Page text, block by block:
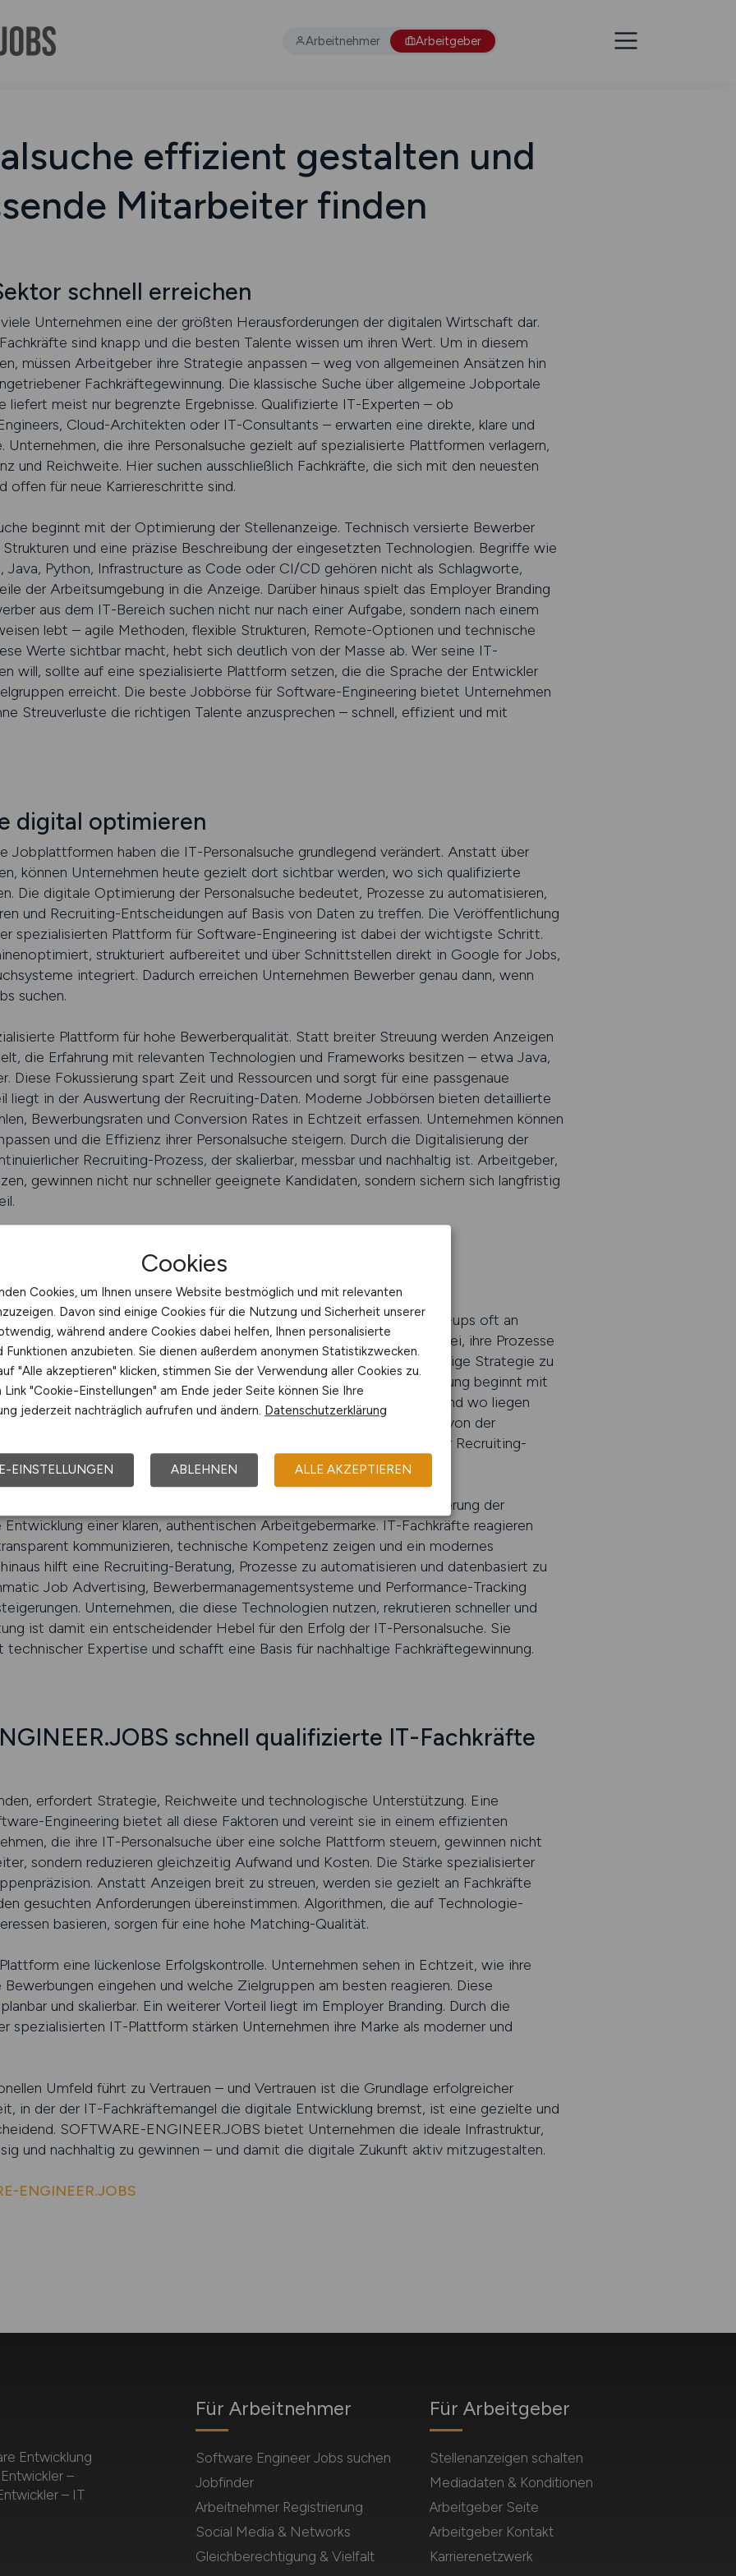
Arbeitnehmer Arbeitgeber
effizient gestalten und
Mitarbeiter finden
schnell erreichen
Unternehmen eine der größten Herausforderungen der digitalen Wirtschaft dar.
sind knapp und die besten Talente wissen um ihren Wert. Um in diesem
müssen Arbeitgeber ihre Strategie anpassen – weg von allgemeinen Ansätzen hin
Fachkräftegewinnung. Die klassische Suche über allgemeine Jobportale
liefert meist nur begrenzte Ergebnisse. Qualifizierte IT-Experten – ob
Cloud-Architekten oder IT-Consultants – erwarten eine direkte, klare und
die ihre Personalsuche gezielt auf spezialisierte Plattformen verlagern,
und Reichweite. Hier suchen ausschließlich Fachkräfte, die sich mit den neuesten
offen für neue Karriereschritte sind.
beginnt mit der Optimierung der Stellenanzeige. Technisch versierte Bewerber
und eine präzise Beschreibung der eingesetzten Technologien. Begriffe wie
Java, Python, Infrastructure as Code oder CI/CD gehören nicht als Schlagworte,
der Arbeitsumgebung in die Anzeige. Darüber hinaus spielt das Employer Branding
aus dem IT-Bereich suchen nicht nur nach einer Aufgabe, sondern nach einem
lebt – agile Methoden, flexible Strukturen, Remote-Optionen und technische
Werte sichtbar macht, hebt sich deutlich von der Masse ab. Wer seine IT-
will, sollte auf eine spezialisierte Plattform setzen, die die Sprache der Entwickler
erreicht. Die beste Jobbörse für Software-Engineering bietet Unternehmen
Streuverluste die richtigen Talente anzusprechen – schnell, effizient und mit
digital optimieren
Jobplattformen haben die IT-Personalsuche grundlegend verändert. Anstatt über
können Unternehmen heute gezielt dort sichtbar werden, wo sich qualifizierte
Die digitale Optimierung der Personalsuche bedeutet, Prozesse zu automatisieren,
und Recruiting-Entscheidungen auf Basis von Daten zu treffen. Die Veröffentlichung
spezialisierten Plattform für Software-Engineering ist dabei der wichtigste Schritt.
strukturiert aufbereitet und über Schnittstellen direkt in Google for Jobs,
integriert. Dadurch erreichen Unternehmen Bewerber genau dann, wenn
suchen.
Plattform für hohe Bewerberqualität. Statt breiter Streuung werden Anzeigen
die Erfahrung mit relevanten Technologien und Frameworks besitzen – etwa Java,
Diese Fokussierung spart Zeit und Ressourcen und sorgt für eine passgenaue
liegt in der Auswertung der Recruiting-Daten. Moderne Jobbörsen bieten detaillierte
Bewerbungsraten und Conversion Rates in Echtzeit erfassen. Unternehmen können
und die Effizienz ihrer Personalsuche steigern. Durch die Digitalisierung der
Recruiting-Prozess, der skalierbar, messbar und nachhaltig ist. Arbeitgeber,
gewinnen nicht nur schneller geeignete Kandidaten, sondern sichern sich langfristig
ENGINEER.JOBS schalten
zur IT-Fachkräftegewinnung
Recruiting vor unterschiedlichen Herausforderungen. Während Start-ups oft an
müssen, benötigen etablierte Unternehmen Unterstützung dabei, ihre Prozesse
Zielgruppen zu erschließen. Eine individuelle Beratung hilft, die richtige Strategie zu
gezielt und nachhaltig zu gewinnen. Eine professionelle Beratung beginnt mit
Kanäle funktionieren? Welche Zielgruppen werden erreicht? Und wo liegen
dieser Erkenntnisse lassen sich konkrete Maßnahmen definieren – von der
über die technische Aufbereitung bis hin zur Nutzung datenbasierter Recruiting-
als Theorie. Es geht um praxisnahe Umsetzung, um die Verbesserung der
einer klaren, authentischen Arbeitgebermarke. IT-Fachkräfte reagieren
kommunizieren, technische Kompetenz zeigen und ein modernes
hilft eine Recruiting-Beratung, Prozesse zu automatisieren und datenbasiert zu
Job Advertising, Bewerbermanagementsysteme und Performance-Tracking
Unternehmen, die diese Technologien nutzen, rekrutieren schneller und
ist damit ein entscheidender Hebel für den Erfolg der IT-Personalsuche. Sie
Expertise und schafft eine Basis für nachhaltige Fachkräftegewinnung.
schnell qualifizierte IT-Fachkräfte
erfordert Strategie, Reichweite und technologische Unterstützung. Eine
Engineering bietet all diese Faktoren und vereint sie in einem effizienten
die ihre IT-Personalsuche über eine solche Plattform steuern, gewinnen nicht
sondern reduzieren gleichzeitig Aufwand und Kosten. Die Stärke spezialisierter
Anstatt Anzeigen breit zu streuen, werden sie gezielt an Fachkräfte
gesuchten Anforderungen übereinstimmen. Algorithmen, die auf Technologie-
basieren, sorgen für eine hohe Matching-Qualität.
eine lückenlose Erfolgskontrolle. Unternehmen sehen in Echtzeit, wie ihre
eingehen und welche Zielgruppen am besten reagieren. Diese
und skalierbar. Ein weiterer Vorteil liegt im Employer Branding. Durch die
spezialisierten IT-Plattform stärken Unternehmen ihre Marke als moderner und
Umfeld führt zu Vertrauen – und Vertrauen ist die Grundlage erfolgreicher
in der der IT-Fachkräftemangel die digitale Entwicklung bremst, ist eine gezielte und
SOFTWARE-ENGINEER.JOBS bietet Unternehmen die ideale Infrastruktur,
und nachhaltig zu gewinnen – und damit die digitale Zukunft aktiv mitzugestalten.
ENGINEER.JOBS
Entwicklung
–
– IT
Für Arbeitnehmer
Software Engineer Jobs suchen
Jobfinder
Arbeitnehmer Registrierung
Social Media & Networks
Gleichberechtigung & Vielfalt
Für Arbeitgeber
Stellenanzeigen schalten
Mediadaten & Konditionen
Arbeitgeber Seite
Arbeitgeber Kontakt
Karrierenetzwerk
Cookies
Cookies, um Ihnen unsere Website bestmöglich und mit relevanten
Davon sind einige Cookies für die Nutzung und Sicherheit unserer
während andere Cookies dabei helfen, Ihnen personalisierte
Funktionen anzubieten. Sie dienen außerdem anonymen Statistikzwecken.
"Alle akzeptieren" klicken, stimmen Sie der Verwendung aller Cookies zu.
"Cookie-Einstellungen" am Ende jeder Seite können Sie Ihre
jederzeit nachträglich aufrufen und ändern. Datenschutzerklärung
EINSTELLUNGEN ABLEHNEN ALLE AKZEPTIEREN